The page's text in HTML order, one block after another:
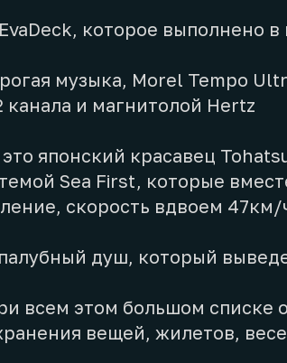
которое выполнено в
музыка, Morel Tempo
и магнитолой Hertz
японский красавец
Sea First, которые
скорость вдвоем 47км/
душ, который
всем этом большом списке
вещей, жилетов,